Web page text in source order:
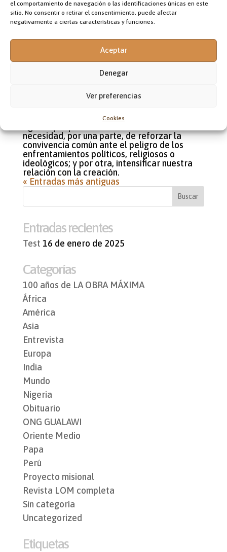
el comportamiento de navegación o las identificaciones únicas en este
sitio. No consentir o retirar el consentimiento, puede afectar
negativamente a ciertas características y funciones.
Aceptar
Denegar
Ver preferencias
Cookies
convivencia común
y nuestra relación
con la creación
Las intenciones misioneras de los meses de
necesidad, por una parte, de reforzar la
convivencia común ante el peligro de los
enfrentamientos políticos, religiosos o
ideológicos; y por otra, intensificar nuestra
relación con la creación.
« Entradas más antiguas
Entradas recientes
Test 16 de enero de 2025
Categorías
100 años de LA OBRA MÁXIMA
África
América
Asia
Entrevista
Europa
India
Mundo
Nigeria
Obituario
ONG GUALAWI
Oriente Medio
Papa
Perú
Proyecto misional
Revista LOM completa
Sin categoría
Uncategorized
Etiquetas